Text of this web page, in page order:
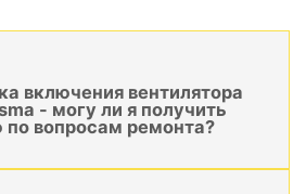
включения вентилятора
- могу ли я получить
по вопросам ремонта?